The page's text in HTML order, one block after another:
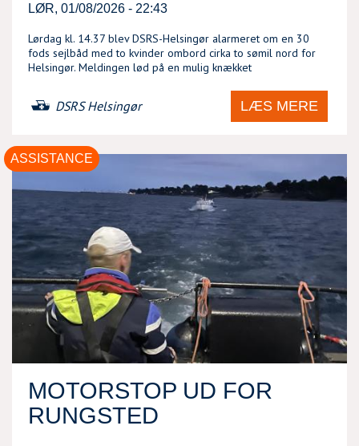
LØR, 01/08/2026 - 22:43
Lørdag kl. 14.37 blev DSRS-Helsingør alarmeret om en 30
fods sejlbåd med to kvinder ombord cirka to sømil nord for
Helsingør. Meldingen lød på en mulig knækket
DSRS Helsingør LÆS MERE
MOTORSTOP UD FOR
RUNGSTED
ASSISTANCE